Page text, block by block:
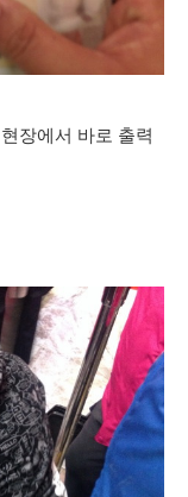
장에서 바로 출력